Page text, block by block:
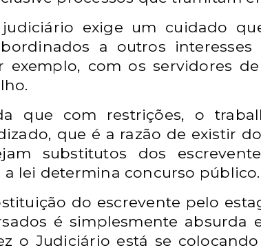
exige um cuidado
a outros
com os servidores
que com restrições, o
que é a razão de existir
substitutos dos
lei determina concurso público.
do escrevente pelo
é simplesmente absurda
o Judiciário está se